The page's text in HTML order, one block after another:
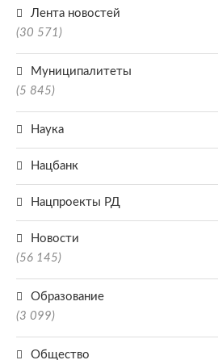
Лента новостей
(30 571)
Муниципалитеты
(5 845)
Наука
Нацбанк
Нацпроекты РД
Новости
(56 145)
Образование
(3 099)
Общество